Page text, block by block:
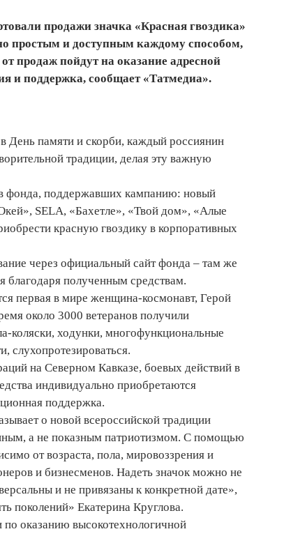
продажи значка «Красная гвоздика»
простым и доступным каждому способом,
продаж пойдут на оказание адресной
и поддержка, сообщает «Татмедиа».
День памяти и скорби, каждый россиянин
традиции, делая эту важную
фонда, поддержавших кампанию: новый
SELA, «Бахетле», «Твой дом», «Алые
красную гвоздику в корпоративных
через официальный сайт фонда – там же
благодаря полученным средствам.
первая в мире женщина-космонавт, Герой
около 3000 ветеранов получили
коляски, ходунки, многофункциональные
слухопротезироваться.
на Северном Кавказе, боевых действий в
индивидуально приобретаются
поддержка.
о новой всероссийской традиции
а не показным патриотизмом. С помощью
от возраста, пола, мировоззрения и
и бизнесменов. Надеть значок можно не
и не привязаны к конкретной дате»,
поколений» Екатерина Круглова.
оказанию высокотехнологичной